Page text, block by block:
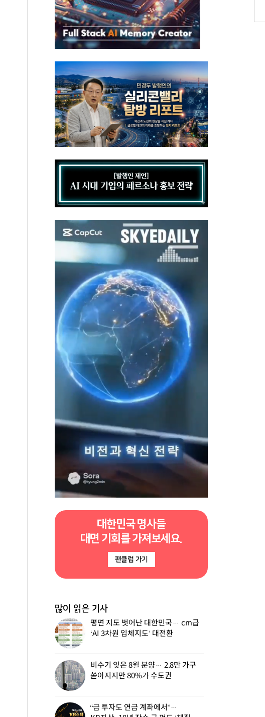
대한민국 명사들
대면 기회를 가져보세요.
팬클럽 가기
많이 읽은 기사
평면 지도 벗어난 대한민국… cm급
‘AI 3차원 입체지도’ 대전환
비수기 잊은 8월 분양… 2.8만 가구
쏟아지지만 80%가 수도권
“금 투자도 연금 계좌에서”…